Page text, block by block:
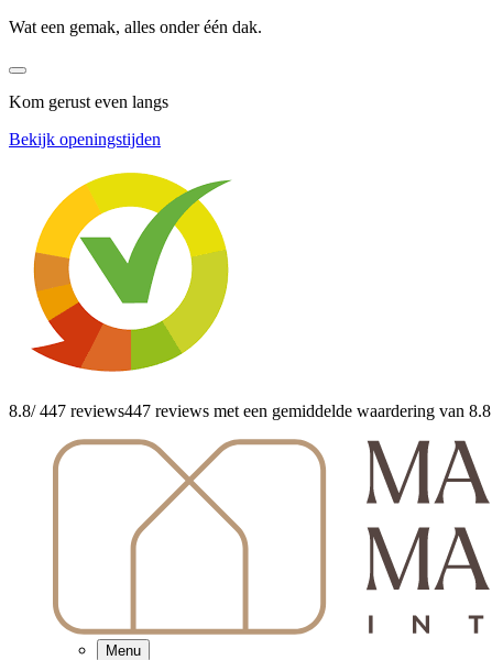
Wat een gemak, alles onder één dak.
Kom gerust even langs
Bekijk openingstijden
8.8/ 447 reviews447 reviews met een gemiddelde waardering van 8.8
Menu